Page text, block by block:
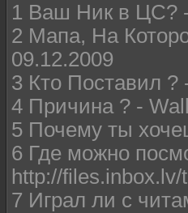
1 Ваш Ник в ЦС?
2 Мапа, На
09.12.2009
3 Кто Поставил ?
4 Причина ? -
5 Почему ты
6 Где можно
http://
7 Играл ли с